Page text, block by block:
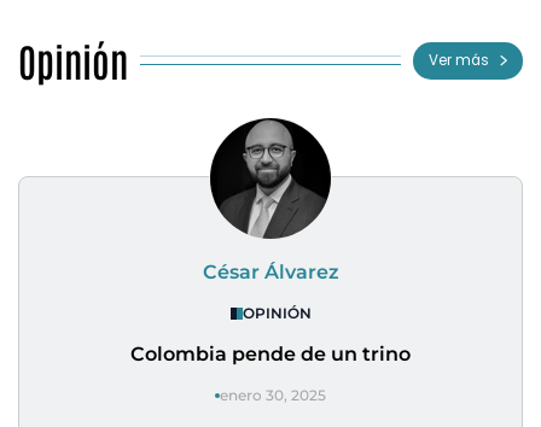
Opinión Ver más
César Álvarez
OPINIÓN
Colombia pende de un trino
enero 30, 2025